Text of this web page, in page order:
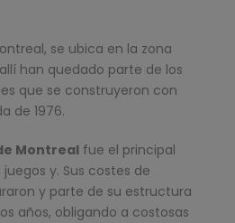
se ubica en la zona
han quedado parte de los
que se construyeron con
de 1976.
Montreal fue el principal
y. Sus costes de
y parte de su estructura
años, obligando a costosas